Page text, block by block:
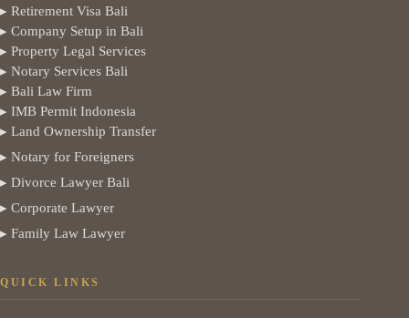
▸ Retirement Visa Bali
▸ Company Setup in Bali
▸ Property Legal Services
▸ Notary Services Bali
▸ Bali Law Firm
▸ IMB Permit Indonesia
▸ Land Ownership Transfer
▸ Notary for Foreigners
▸ Divorce Lawyer Bali
▸ Corporate Lawyer
▸ Family Law Lawyer
QUICK LINKS